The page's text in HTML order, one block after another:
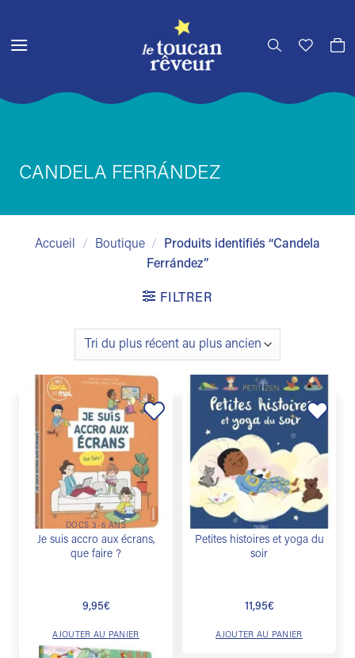
contenu
CANDELA FERRÁNDEZ
Accueil / Boutique /
Produits identifiés “Candela
Ferrández”
FILTRER
liste de
souhaits
DOCS 3-6 ANS
Je suis accro aux écrans,
que faire ?
9,95€
AJOUTER AU PANIER
à la
liste de
souhaits
ALBUMS
Petites histoires et yoga du
soir
11,95€
AJOUTER AU PANIER